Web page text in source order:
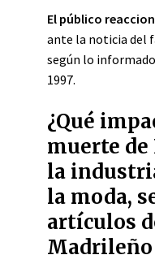
El público
ante la noticia del
según lo
1997.
¿Qué
muerte
la
la moda,
artículos
Madrileño